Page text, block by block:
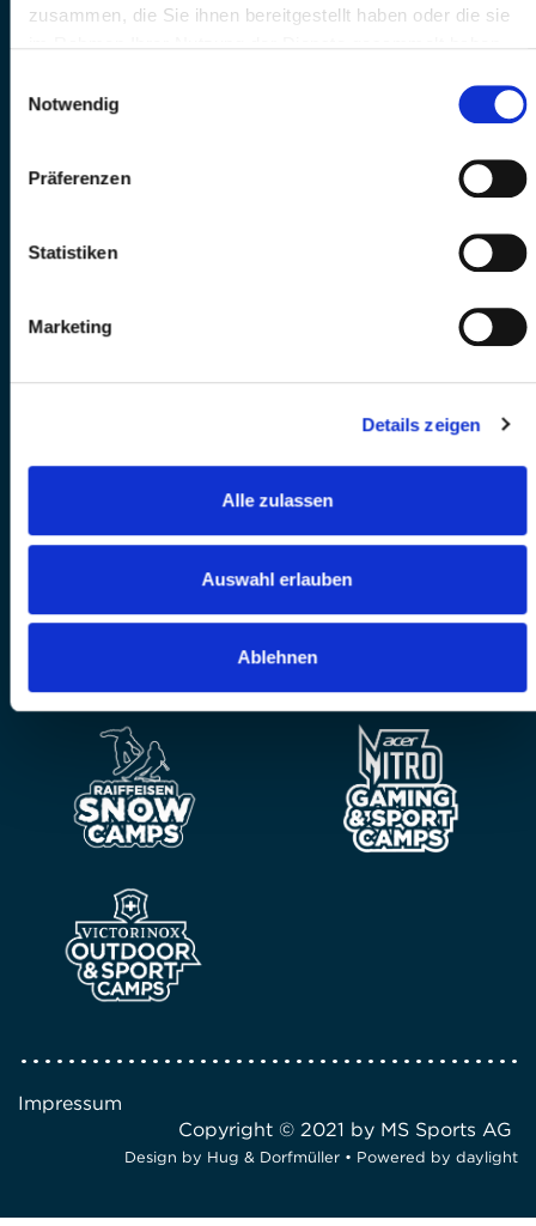
zusammen, die Sie ihnen bereitgestellt haben oder die sie
Notwendig
Präferenzen
Statistiken
Marketing
Details zeigen
Alle zulassen
Auswahl erlauben
Ablehnen
Rickenbach
MS Sports folgen
Impressum
Copyright © 2021 by MS Sports AG
Design by Hug & Dorfmüller • Powered by daylight